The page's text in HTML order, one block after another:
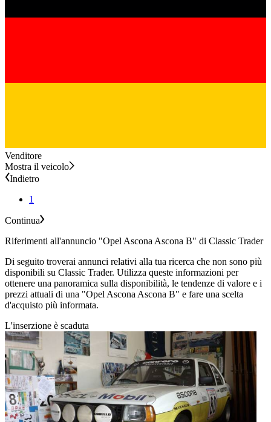
Venditore
Mostra il veicolo
Indietro
1
Continua
Riferimenti all'annuncio "Opel Ascona Ascona B" di Classic Trader
Di seguito troverai annunci relativi alla tua ricerca che non sono più
disponibili su Classic Trader. Utilizza queste informazioni per
ottenere una panoramica sulla disponibilità, le tendenze di valore e i
prezzi attuali di una "Opel Ascona Ascona B" e fare una scelta
d'acquisto più informata.
L'inserzione è scaduta